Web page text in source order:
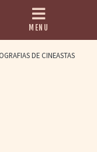
MENU
DE CINEASTAS